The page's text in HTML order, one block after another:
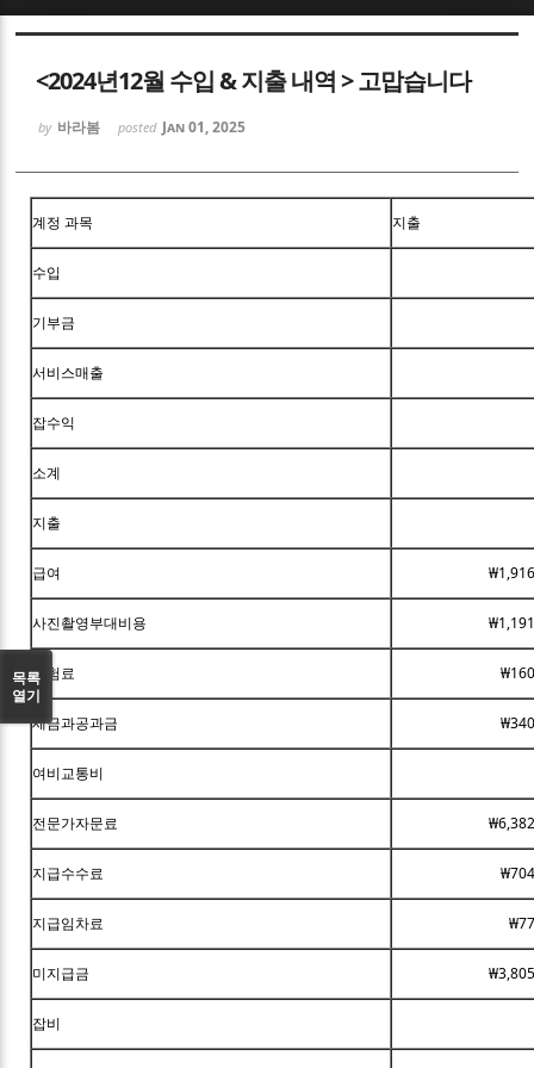
<2024년12월 수입 & 지출 내역 > 고맙습니다
by 바라봄 posted Jan 01, 2025
계정 과목 지출
수입
기부금
서비스매출
잡수익
소계
지출
급여
사진촬영부대비용
보험료
세금과공과금
여비교통비
전문가자문료
지급수수료
지급임차료
미지급금
잡비
목록
열기
Sketchbook5, 스케치북5
Sketchbook5, 스케치북5